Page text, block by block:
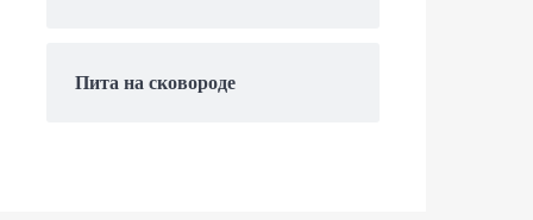
Пита на сковороде